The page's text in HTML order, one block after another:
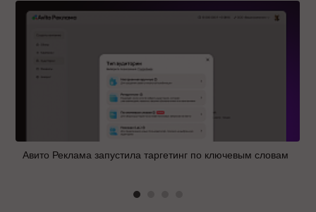
Авито Реклама запустила таргетинг по ключевым словам